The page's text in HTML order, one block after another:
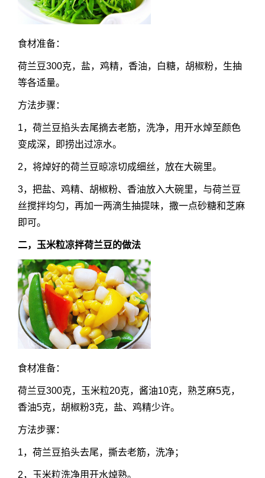
食材准备：
荷兰豆300克，盐，鸡精，香油，白糖，胡椒粉，生抽
等各适量。
方法步骤：
1，荷兰豆掐头去尾摘去老筋，洗净，用开水焯至颜色
变成深，即捞出过凉水。
2，将焯好的荷兰豆晾凉切成细丝，放在大碗里。
3，把盐、鸡精、胡椒粉、香油放入大碗里，与荷兰豆
丝搅拌均匀，再加一两滴生抽提味，撒一点砂糖和芝麻
即可。
二，玉米粒凉拌荷兰豆的做法
食材准备：
荷兰豆300克，玉米粒20克，酱油10克，熟芝麻5克，
香油5克，胡椒粉3克，盐、鸡精少许。
方法步骤：
1，荷兰豆掐头去尾，撕去老筋，洗净；
2，玉米粒洗净用开水焯熟。